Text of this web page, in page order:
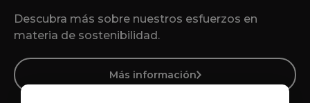
Descubra más sobre nuestros esfuerzos en
materia de sostenibilidad.
Más información